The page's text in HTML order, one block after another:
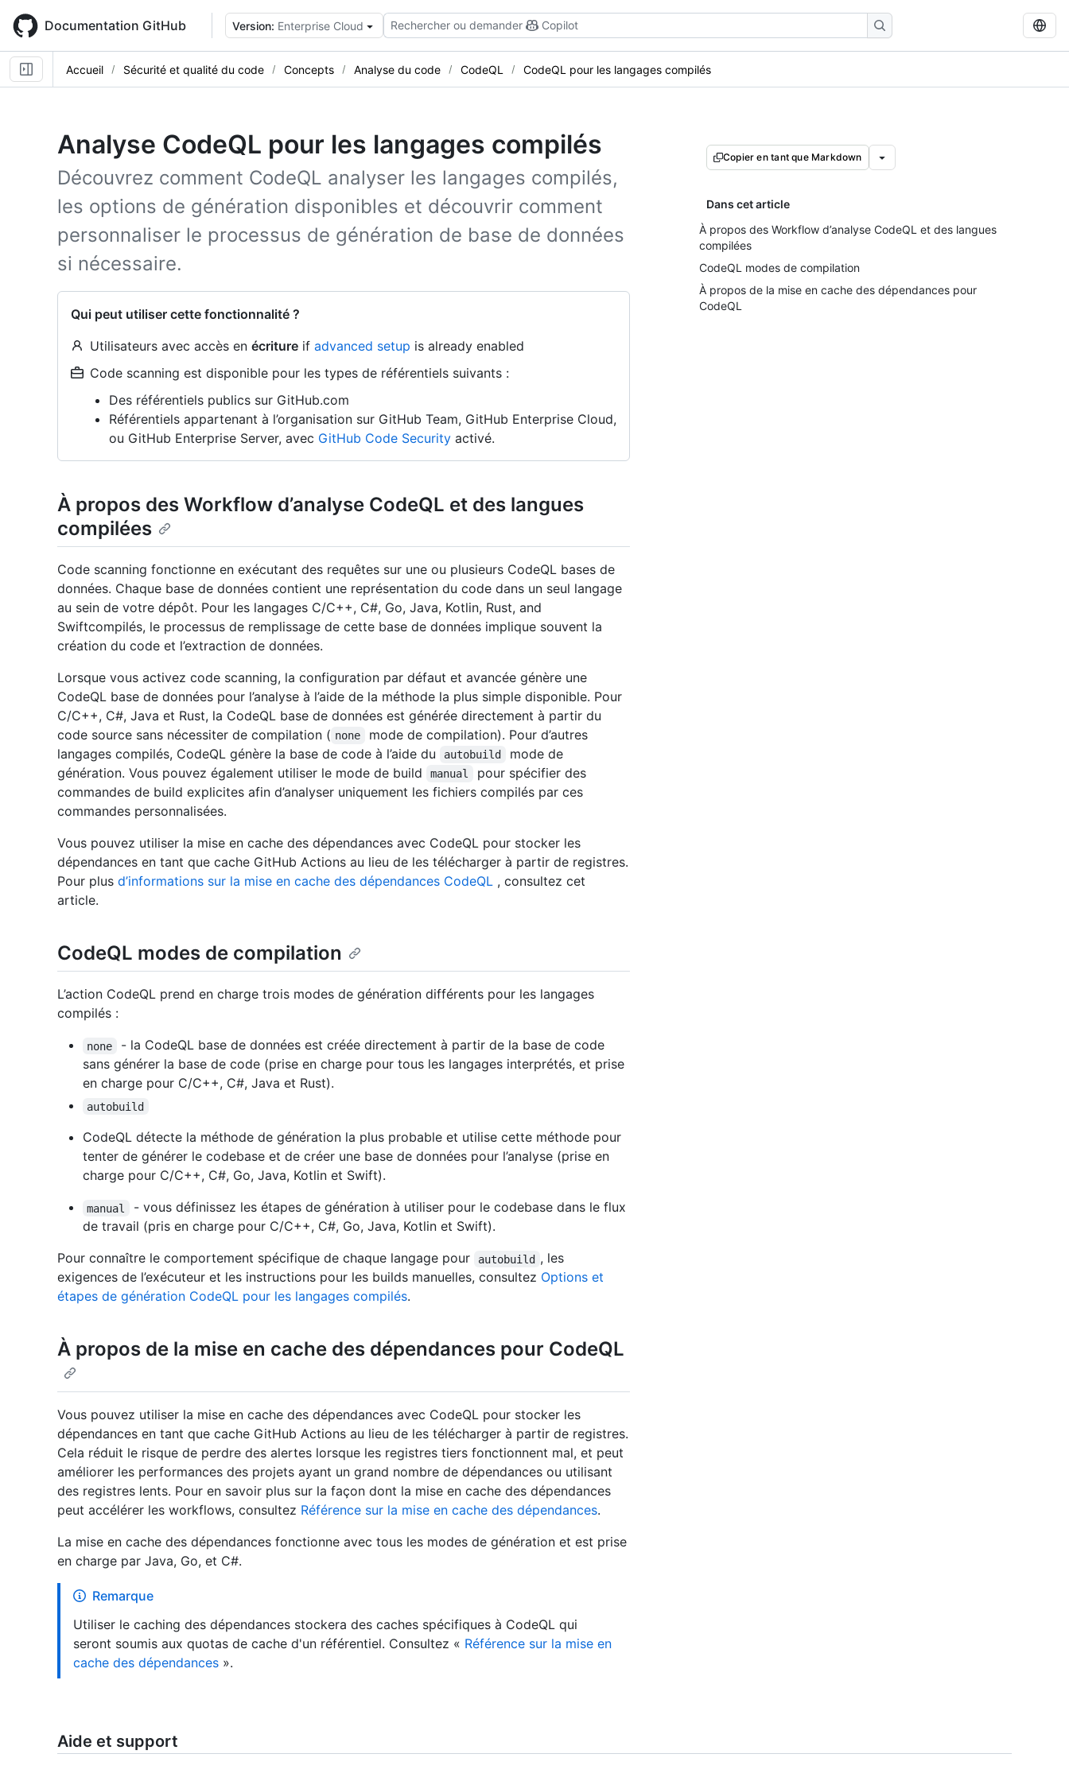
main
content
Documentation GitHub Version: Enterprise Cloud Rechercher ou demander Copilot
Accueil Sécurité et qualité du code Concepts Analyse du code CodeQL CodeQL pour les langages compilés
Analyse CodeQL pour les langages compilés
Découvrez comment CodeQL analyser les langages compilés,
les options de génération disponibles et découvrir comment
personnaliser le processus de génération de base de données
si nécessaire.
Qui peut utiliser cette fonctionnalité ?
Utilisateurs avec accès en écriture if advanced setup is already enabled
Code scanning est disponible pour les types de référentiels suivants :
Des référentiels publics sur GitHub.com
Référentiels appartenant à l’organisation sur GitHub Team, GitHub Enterprise Cloud,
ou GitHub Enterprise Server, avec GitHub Code Security activé.
Copier en tant que Markdown
Dans cet article
À propos des Workflow d’analyse CodeQL et des langues
compilées
CodeQL modes de compilation
À propos de la mise en cache des dépendances pour
CodeQL
À propos des Workflow d’analyse CodeQL et des langues
compilées
Code scanning fonctionne en exécutant des requêtes sur une ou plusieurs CodeQL bases de
données. Chaque base de données contient une représentation du code dans un seul langage
au sein de votre dépôt. Pour les langages C/C++, C#, Go, Java, Kotlin, Rust, and
Swiftcompilés, le processus de remplissage de cette base de données implique souvent la
création du code et l’extraction de données.
Lorsque vous activez code scanning, la configuration par défaut et avancée génère une
CodeQL base de données pour l’analyse à l’aide de la méthode la plus simple disponible. Pour
C/C++, C#, Java et Rust, la CodeQL base de données est générée directement à partir du
code source sans nécessiter de compilation ( none
mode de compilation). Pour d’autres
langages compilés, CodeQL génère la base de code à l’aide du
autobuild
mode de
génération. Vous pouvez également utiliser le mode de build
manual
pour spécifier des
commandes de build explicites afin d’analyser uniquement les fichiers compilés par ces
commandes personnalisées.
Vous pouvez utiliser la mise en cache des dépendances avec CodeQL pour stocker les
dépendances en tant que cache GitHub Actions au lieu de les télécharger à partir de registres.
Pour plus d’informations sur la mise en cache des dépendances CodeQL , consultez cet
article.
CodeQL modes de compilation
L’action CodeQL prend en charge trois modes de génération différents pour les langages
compilés :
none
- la CodeQL base de données est créée directement à partir de la base de code
sans générer la base de code (prise en charge pour tous les langages interprétés, et prise
en charge pour C/C++, C#, Java et Rust).
autobuild
CodeQL détecte la méthode de génération la plus probable et utilise cette méthode pour
tenter de générer le codebase et de créer une base de données pour l’analyse (prise en
charge pour C/C++, C#, Go, Java, Kotlin et Swift).
manual
- vous définissez les étapes de génération à utiliser pour le codebase dans le flux
de travail (pris en charge pour C/C++, C#, Go, Java, Kotlin et Swift).
Pour connaître le comportement spécifique de chaque langage pour
autobuild , les
exigences de l’exécuteur et les instructions pour les builds manuelles, consultez Options et
étapes de génération CodeQL pour les langages compilés.
À propos de la mise en cache des dépendances pour CodeQL
Vous pouvez utiliser la mise en cache des dépendances avec CodeQL pour stocker les
dépendances en tant que cache GitHub Actions au lieu de les télécharger à partir de registres.
Cela réduit le risque de perdre des alertes lorsque les registres tiers fonctionnent mal, et peut
améliorer les performances des projets ayant un grand nombre de dépendances ou utilisant
des registres lents. Pour en savoir plus sur la façon dont la mise en cache des dépendances
peut accélérer les workflows, consultez Référence sur la mise en cache des dépendances.
La mise en cache des dépendances fonctionne avec tous les modes de génération et est prise
en charge par Java, Go, et C#.
Remarque
Utiliser le caching des dépendances stockera des caches spécifiques à CodeQL qui
seront soumis aux quotas de cache d'un référentiel. Consultez « Référence sur la mise en
cache des dépendances ».
Aide et support